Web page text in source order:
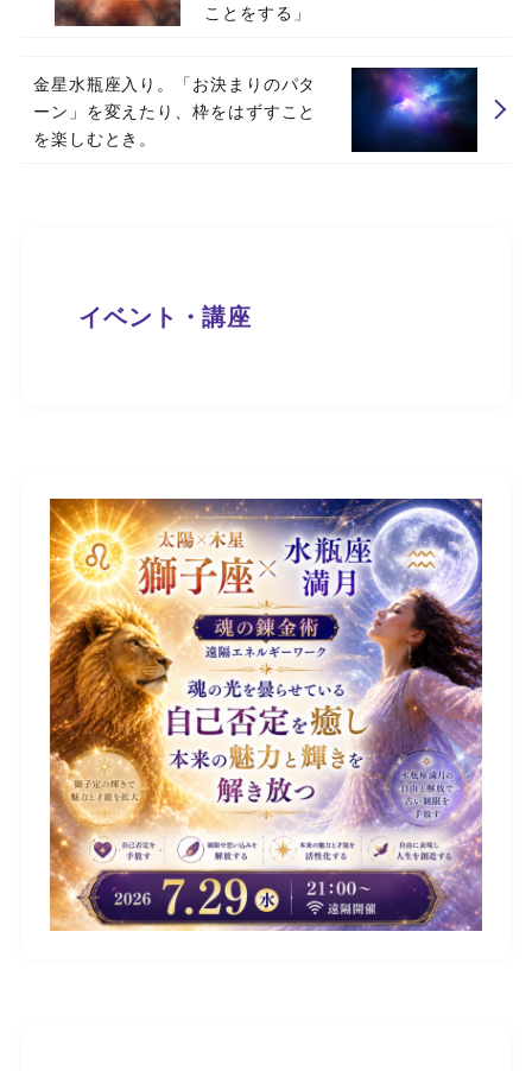
ことをする」
金星水瓶座入り。「お決まりのパタ
ーン」を変えたり、枠をはずすこと
を楽しむとき。
イベント・講座